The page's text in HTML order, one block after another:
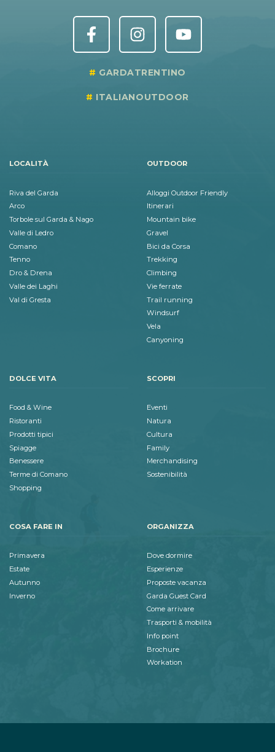
GARDATRENTINO
ITALIANOUTDOOR
LOCALITÀ
Riva del Garda
Arco
Torbole sul Garda & Nago
Valle di Ledro
Comano
Tenno
Dro & Drena
Valle dei Laghi
Val di Gresta
OUTDOOR
Alloggi Outdoor Friendly
Itinerari
Mountain bike
Gravel
Bici da Corsa
Trekking
Climbing
Vie ferrate
Trail running
Windsurf
Vela
Canyoning
DOLCE VITA
Food & Wine
Ristoranti
Prodotti tipici
Spiagge
Benessere
Terme di Comano
Shopping
SCOPRI
Eventi
Natura
Cultura
Family
Merchandising
Sostenibilità
COSA FARE IN
Primavera
Estate
Autunno
Inverno
ORGANIZZA
Dove dormire
Esperienze
Proposte vacanza
Garda Guest Card
Come arrivare
Trasporti & mobilità
Info point
Brochure
Workation